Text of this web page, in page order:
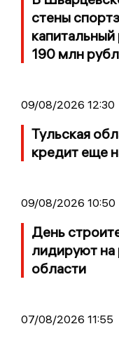
стены
190 млн
09/08/2026 12:30
Тульская
кредит еще
09/08/2026 10:50
День
лидируют на
области
07/08/2026 11:55